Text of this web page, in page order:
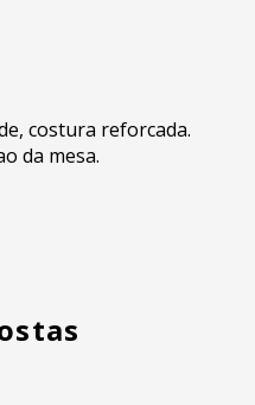
costura reforcada.
da mesa.